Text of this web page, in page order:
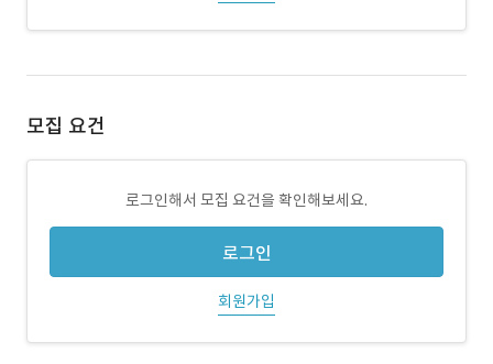
모집 요건
로그인해서 모집 요건을 확인해보세요.
로그인
회원가입